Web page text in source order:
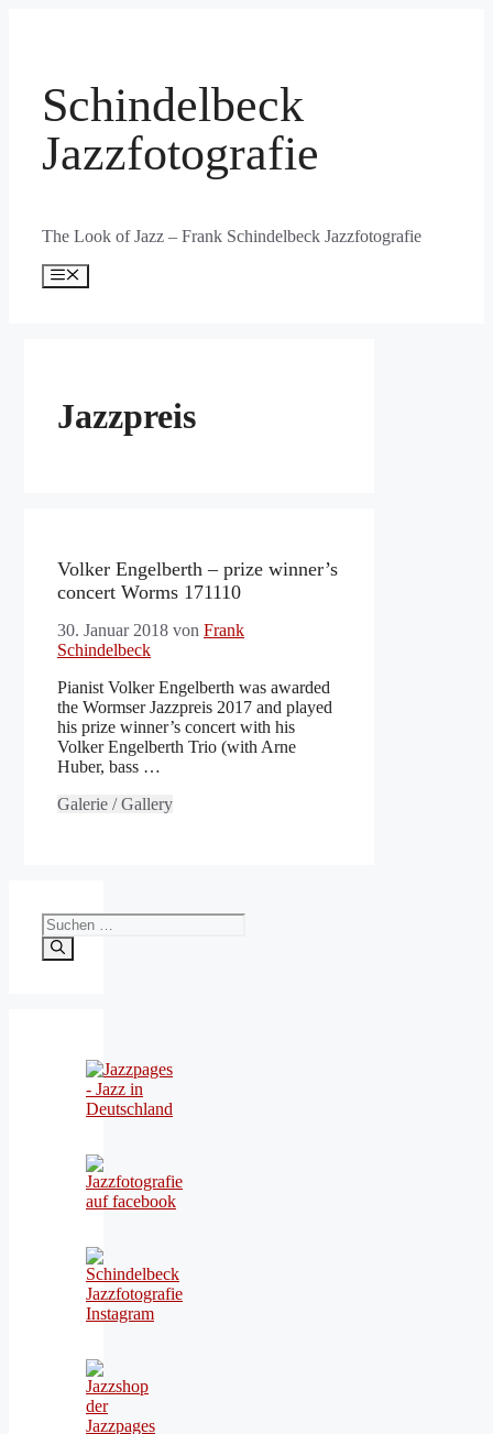
Schindelbeck
Jazzfotografie
The Look of Jazz – Frank Schindelbeck Jazzfotografie
Menü
Jazzpreis
Volker Engelberth – prize winner’s
concert Worms 171110
30. Januar 2018 von Frank
Schindelbeck
Pianist Volker Engelberth was awarded
the Wormser Jazzpreis 2017 and played
his prize winner’s concert with his
Volker Engelberth Trio (with Arne
Huber, bass …
Galerie / Gallery
Suchen
nach: